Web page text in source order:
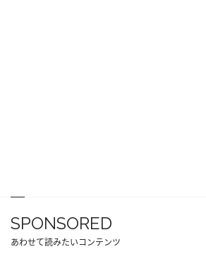
SPONSORED
あわせて読みたいコンテンツ